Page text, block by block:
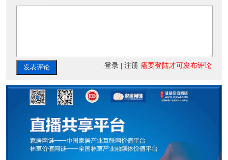
发表评论 登录 |注册 需要登陆才可发布评论